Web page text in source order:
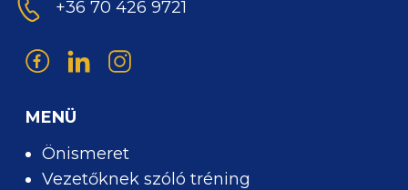
+36 70 426 9721
MENÜ
Önismeret
Vezetőknek szóló tréning